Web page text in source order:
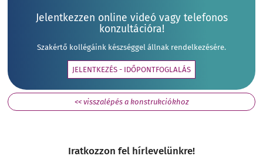
Jelentkezzen online videó vagy telefonos
konzultációra!
Szakértő kollégáink készséggel állnak rendelkezésére.
JELENTKEZÉS - IDŐPONTFOGLALÁS
<< visszalépés a konstrukciókhoz
Iratkozzon fel hírlevelünkre!